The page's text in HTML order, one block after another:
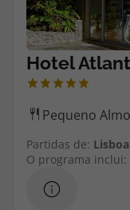
Partidas de: Lisboa
O programa inclui: